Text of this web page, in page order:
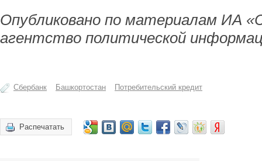
Опубликовано по материалам ИА
агентство политической
Сбербанк Башкортостан Потребительский кредит
Распечатать